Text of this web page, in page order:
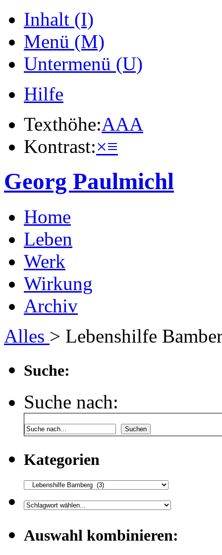
Inhalt (I)
Menü (M)
Untermenü (U)
Hilfe
Texthöhe:AAA
Kontrast:×≡
Georg Paulmichl
Home
Leben
Werk
Wirkung
Archiv
Alles > Lebenshilfe
Suche:
Suche nach:
Suchen
Kategorien
Auswahl kombinieren: